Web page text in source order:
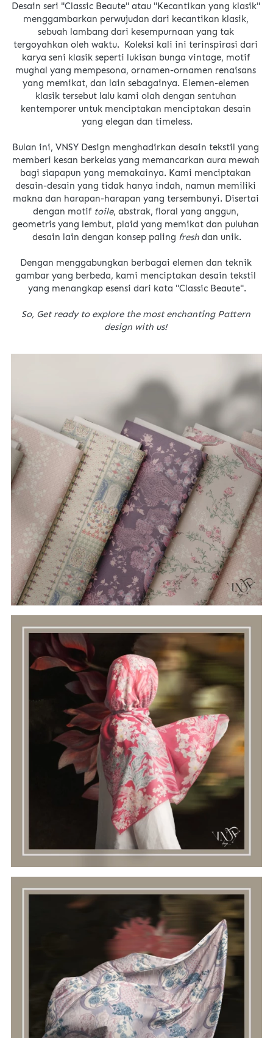
menggambarkan perwujudan dari kecantikan klasik,
sebuah lambang dari kesempurnaan yang tak
tergoyahkan oleh waktu. Koleksi kali ini terinspirasi dari
karya seni klasik seperti lukisan bunga vintage, motif
mughal yang mempesona, ornamen-ornamen renaisans
yang memikat, dan lain sebagainya. Elemen-elemen
klasik tersebut lalu kami olah dengan sentuhan
kentemporer untuk menciptakan menciptakan desain
yang elegan dan timeless.
Bulan ini, VNSY Design menghadirkan desain tekstil yang
memberi kesan berkelas yang memancarkan aura mewah
bagi siapapun yang memakainya. Kami menciptakan
desain-desain yang tidak hanya indah, namun memiliki
makna dan harapan-harapan yang tersembunyi. Disertai
dengan motif toile, abstrak, floral yang anggun,
geometris yang lembut, plaid yang memikat dan puluhan
desain lain dengan konsep paling fresh dan unik.
Dengan menggabungkan berbagai elemen dan teknik
gambar yang berbeda, kami menciptakan desain tekstil
yang menangkap esensi dari kata "Classic Beaute".
So, Get ready to explore the most enchanting Pattern
design with us!